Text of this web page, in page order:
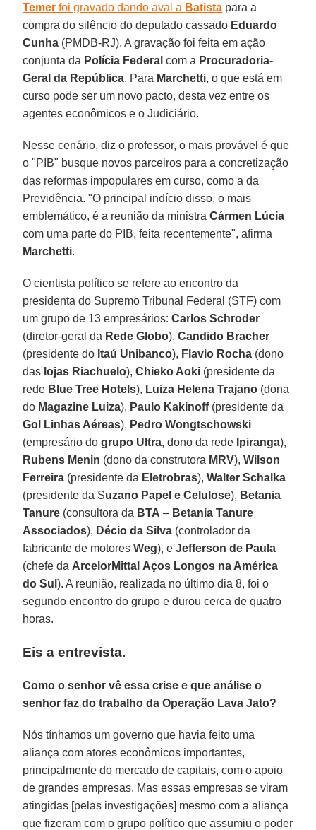
Temer foi gravado dando aval a Batista para a
compra do silêncio do deputado cassado Eduardo
Cunha (PMDB-RJ). A gravação foi feita em ação
conjunta da Polícia Federal com a Procuradoria-
Geral da República. Para Marchetti, o que está em
curso pode ser um novo pacto, desta vez entre os
agentes econômicos e o Judiciário.
Nesse cenário, diz o professor, o mais provável é que
o "PIB" busque novos parceiros para a concretização
das reformas impopulares em curso, como a da
Previdência. "O principal indício disso, o mais
emblemático, é a reunião da ministraCármen Lúcia
com uma parte do PIB, feita recentemente", afirma
Marchetti.
O cientista político se refere ao encontro da
presidenta do Supremo Tribunal Federal (STF) com
um grupo de 13 empresários:Carlos Schroder
(diretor-geral da Rede Globo),Candido Bracher
(presidente do Itaú Unibanco), Flavio Rocha (dono
das lojas Riachuelo),Chieko Aoki (presidente da
rede Blue Tree Hotels), Luiza Helena Trajano (dona
do Magazine Luiza), Paulo Kakinoff(presidente da
Gol Linhas Aéreas), Pedro Wongtschowski
(empresário dogrupo Ultra, dono da rede Ipiranga),
Rubens Menin (dono da construtora MRV),Wilson
Ferreira (presidente da Eletrobras),Walter Schalka
(presidente da Suzano Papel e Celulose), Betania
Tanure (consultora da BTA – Betania Tanure
Associados), Décio da Silva (controlador da
fabricante de motoresWeg), eJefferson de Paula
(chefe da ArcelorMittal Aços Longos na América
do Sul). A reunião, realizada no último dia 8, foi o
segundo encontro do grupo e durou cerca de quatro
horas.
Eis a entrevista.
Como o senhor vê essa crise e que análise o
senhor faz do trabalho da Operação Lava Jato?
Nós tínhamos um governo que havia feito uma
aliança com atores econômicos importantes,
principalmente do mercado de capitais, com o apoio
de grandes empresas. Mas essas empresas se viram
atingidas [pelas investigações] mesmo com a aliança
que fizeram com o grupo político que assumiu o poder